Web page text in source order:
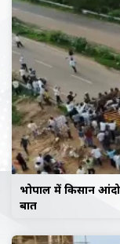
भोपाल में किसान
बात